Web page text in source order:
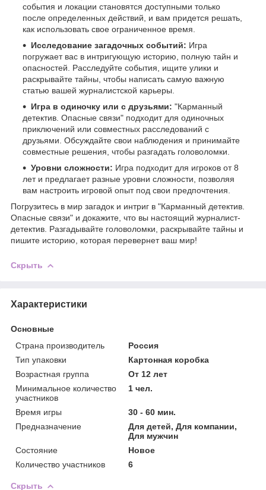
события и локации становятся доступными только
после определенных действий, и вам придется решать,
как использовать свое ограниченное время.
Исследование загадочных событий: Игра
погружает вас в интригующую историю, полную тайн и
опасностей. Расследуйте события, ищите улики и
раскрывайте тайны, чтобы написать самую важную
статью вашей журналистской карьеры.
Игра в одиночку или с друзьями: "Карманный
детектив. Опасные связи" подходит для одиночных
приключений или совместных расследований с
друзьями. Обсуждайте свои наблюдения и принимайте
совместные решения, чтобы разгадать головоломки.
Уровни сложности: Игра подходит для игроков от 8
лет и предлагает разные уровни сложности, позволяя
вам настроить игровой опыт под свои предпочтения.
Погрузитесь в мир загадок и интриг в "Карманный детектив.
Опасные связи" и докажите, что вы настоящий журналист-
детектив. Разгадывайте головоломки, раскрывайте тайны и
пишите историю, которая перевернет ваш мир!
Скрыть
Характеристики
Основные
Страна производитель
Россия
Тип упаковки
Картонная коробка
Возрастная группа
От 12 лет
Минимальное количество
участников
1 чел.
Время игры
30 - 60 мин.
Предназначение
Для детей, Для компании,
Для мужчин
Состояние
Новое
Количество участников
6
Скрыть